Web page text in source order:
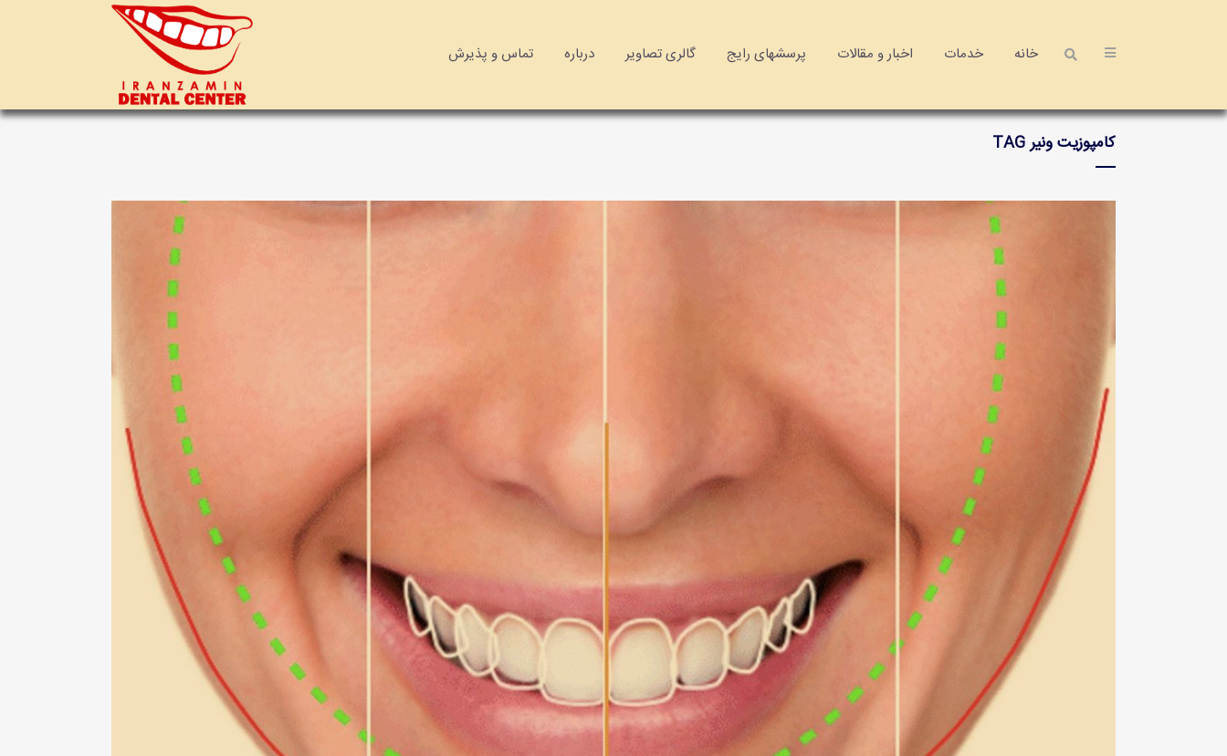
خانه خدمات اخبار و مقالات پرسشهای رایج گالری تصاویر درباره تماس و پذیرش
کامپوزیت ونیر TAG